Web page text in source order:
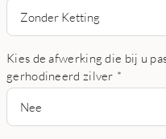
Zonder Ketting
Kies de afwerking die bij u
gerhodineerd zilver *
Nee